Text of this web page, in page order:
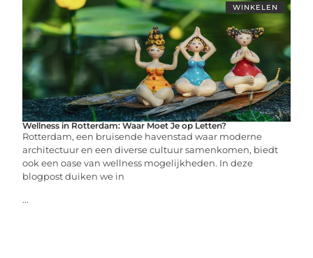
WINKELEN
Wellness in Rotterdam: Waar Moet Je op Letten?
Rotterdam, een bruisende havenstad waar moderne
architectuur en een diverse cultuur samenkomen, biedt
ook een oase van wellness mogelijkheden. In deze
blogpost duiken we in
...